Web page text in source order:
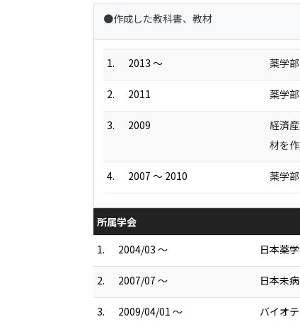
●作成した教科書、教材
1. 2013 ～ 薬学
2. 2011 薬学
3. 2009
経済
材を
4. 2007 ～ 2010 薬学
所属学会
1.
2004/03 ～ 日本薬
2. 2007/07 ～ 日本未
3. 2009/04/01 ～ バイオ